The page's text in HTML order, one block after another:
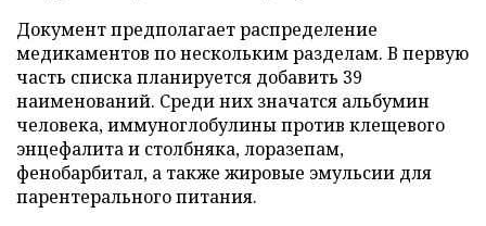
Документ предполагает распределение
медикаментов по нескольким разделам. В первую
часть списка планируется добавить 39
наименований. Среди них значатся альбумин
человека, иммуноглобулины против клещевого
энцефалита и столбняка, лоразепам,
фенобарбитал, а также жировые эмульсии для
парентерального питания.